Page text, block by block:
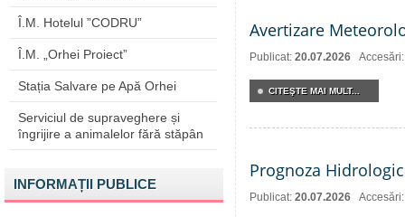
Î.M. Hotelul ”CODRU”
Î.M. „Orhei Proiect”
Stația Salvare pe Apă Orhei
Serviciul de supraveghere și
îngrijire a animalelor fără stăpân
INFORMAȚII PUBLICE
Avertizare
Publicat: 20.07.2026
CITEŞTE MAI MULT...
Prognoza
Publicat: 20.07.2026